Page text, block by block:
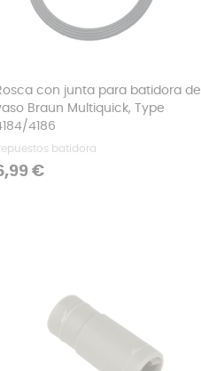
con junta para batidora de
Braun Multiquick, Type
4186
batidora
€